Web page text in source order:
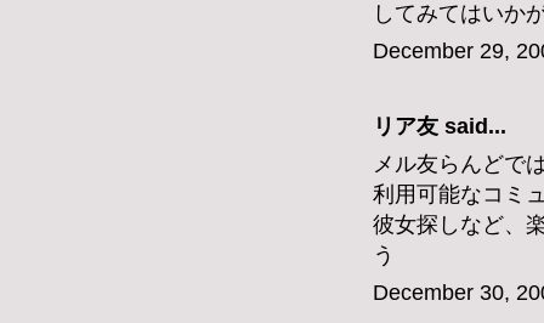
してみてはいか
December 29,
リア友 said...
メル友らんどで
利用可能なコミ
彼女探しなど、
う
December 30,